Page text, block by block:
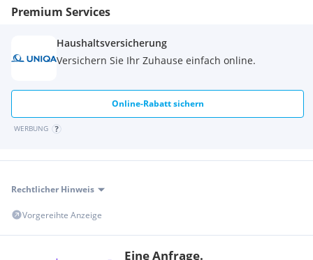
Premium Services
Haushaltsversicherung
Versichern Sie Ihr Zuhause einfach online.
Online-Rabatt sichern
WERBUNG
Rechtlicher Hinweis
Vorgereihte Anzeige
Eine Anfrage.